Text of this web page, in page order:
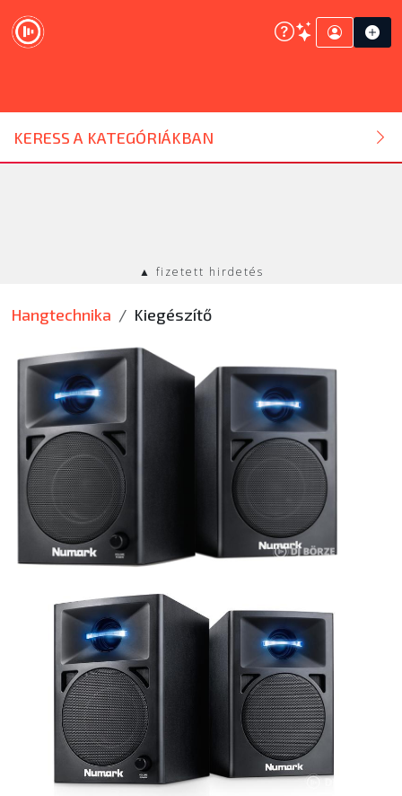
KERESS A KATEGÓRIÁKBAN
DJ ESZKÖZ
HANGTECHNIKA
EGYÉB
SZOLGÁLTATÁSOK
ÚJ TERMÉKEK
▲ fizetett hirdetés
Hangtechnika Kiegészítő